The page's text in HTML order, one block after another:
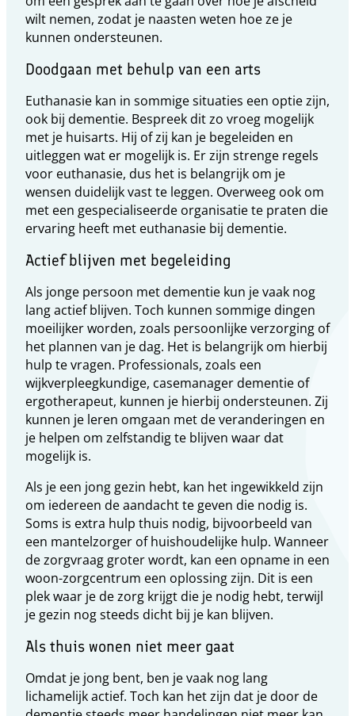
wilt nemen, zodat je naasten weten hoe ze je
kunnen ondersteunen.
Doodgaan met behulp van een arts
Euthanasie kan in sommige situaties een optie zijn,
ook bij dementie. Bespreek dit zo vroeg mogelijk
met je huisarts. Hij of zij kan je begeleiden en
uitleggen wat er mogelijk is. Er zijn strenge regels
voor euthanasie, dus het is belangrijk om je
wensen duidelijk vast te leggen. Overweeg ook om
met een gespecialiseerde organisatie te praten die
ervaring heeft met euthanasie bij dementie.
Actief blijven met begeleiding
Als jonge persoon met dementie kun je vaak nog
lang actief blijven. Toch kunnen sommige dingen
moeilijker worden, zoals persoonlijke verzorging of
het plannen van je dag. Het is belangrijk om hierbij
hulp te vragen. Professionals, zoals een
wijkverpleegkundige, casemanager dementie of
ergotherapeut, kunnen je hierbij ondersteunen. Zij
kunnen je leren omgaan met de veranderingen en
je helpen om zelfstandig te blijven waar dat
mogelijk is.
Als je een jong gezin hebt, kan het ingewikkeld zijn
om iedereen de aandacht te geven die nodig is.
Soms is extra hulp thuis nodig, bijvoorbeeld van
een mantelzorger of huishoudelijke hulp. Wanneer
de zorgvraag groter wordt, kan een opname in een
woon-zorgcentrum een oplossing zijn. Dit is een
plek waar je de zorg krijgt die je nodig hebt, terwijl
je gezin nog steeds dicht bij je kan blijven.
Als thuis wonen niet meer gaat
Omdat je jong bent, ben je vaak nog lang
lichamelijk actief. Toch kan het zijn dat je door de